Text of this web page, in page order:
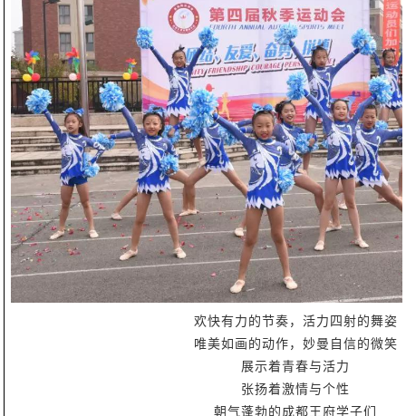
欢快有力的节奏，活力四射的舞姿
唯美如画的动作，妙曼自信的微笑
展示着青春与活力
张扬着激情与个性
朝气蓬勃的成都王府学子们